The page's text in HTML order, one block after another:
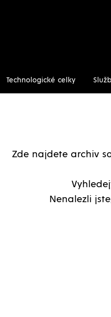
Technologické celky
Zde najdete archiv
Nenalezli